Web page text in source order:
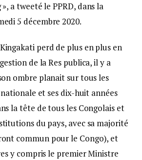
a tweeté le PPRD, dans la
5 décembre 2020.
perd de plus en plus en
de la Res publica, il y a
ombre planait sur tous les
et ses dix-huit années
la tête de tous les Congolais et
du pays, avec sa majorité
commun pour le Congo), et
y compris le premier Ministre